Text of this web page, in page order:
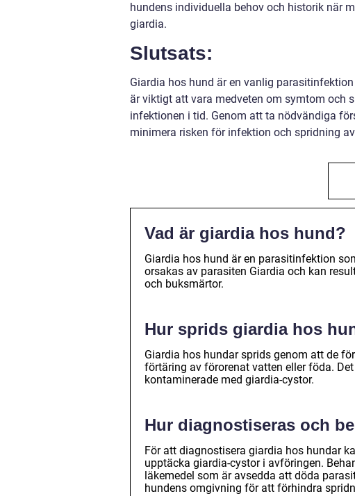
hundens individuella behov och historik när
giardia.
Slutsats:
Giardia hos hund är en vanlig
är viktigt att vara medveten om symtom och
infektionen i tid. Genom att ta nödvändiga
minimera risken för infektion och spridning
Vad är giardia hos hund?
Giardia hos hund är en parasitinfektion
orsakas av parasiten Giardia och kan
och buksmärtor.
Hur sprids giardia hos
Giardia hos hundar sprids genom att de
förtäring av förorenat vatten eller föda.
kontaminerade med giardia-cystor.
Hur diagnostiseras och
För att diagnostisera giardia hos hundar
upptäcka giardia-cystor i avföringen.
läkemedel som är avsedda att döda
hundens omgivning för att förhindra